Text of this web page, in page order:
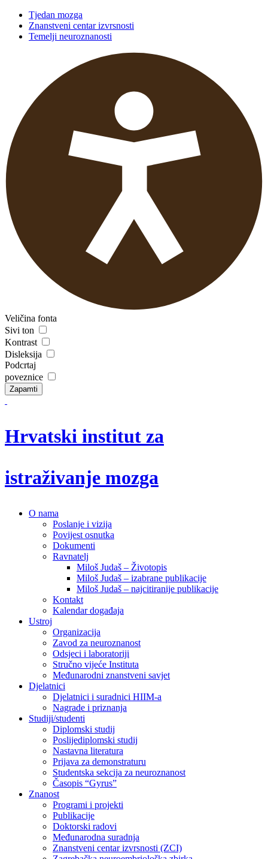
Tjedan mozga
Znanstveni centar izvrsnosti
Temelji neuroznanosti
Veličina fonta
Sivi ton
Kontrast
Disleksija
Podcrtaj
poveznice
Zapamti
Hrvatski institut za
istraživanje mozga
O nama
Poslanje i vizija
Povijest osnutka
Dokumenti
Ravnatelj
Miloš Judaš – Životopis
Miloš Judaš – izabrane publikacije
Miloš Judaš – najcitiranije publikacije
Kontakt
Kalendar događaja
Ustroj
Organizacija
Zavod za neuroznanost
Odsjeci i laboratoriji
Stručno vijeće Instituta
Međunarodni znanstveni savjet
Djelatnici
Djelatnici i suradnici HIIM-a
Nagrade i priznanja
Studiji/studenti
Diplomski studij
Poslijediplomski studij
Nastavna literatura
Prijava za demonstraturu
Studentska sekcija za neuroznanost
Časopis “Gyrus”
Znanost
Programi i projekti
Publikacije
Doktorski radovi
Međunarodna suradnja
Znanstveni centar izvrsnosti (ZCI)